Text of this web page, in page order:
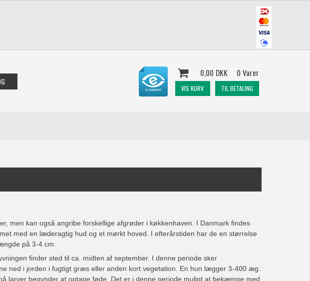
0,00 DKK 0 Varer
VIS KURV TIL BETALING
men kan også angribe forskellige afgrøder i køkkenhaven. I Danmark findes
med en læderagtig hud og et mørkt hoved. I efterårstiden har de en størrelse
på 3-4 cm.
finder sted til ca. midten af september. I denne periode sker
ned i jorden i fugtigt græs eller anden kort vegetation. En hun lægger 3-400 æg.
larver begynder at optage føde. Det er i denne periode muligt at bekæmpe med